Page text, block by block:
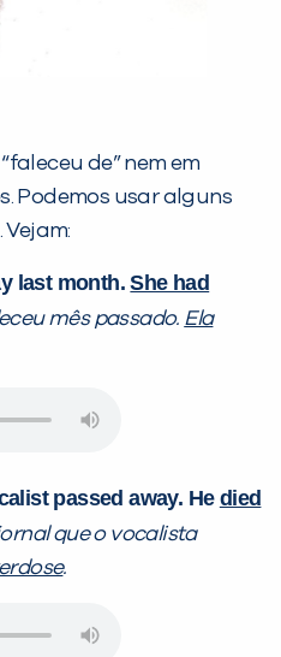
de” nem em
Podemos usar alguns
last month.She had
mês passado. Ela
passed away. He died
que o vocalista
.